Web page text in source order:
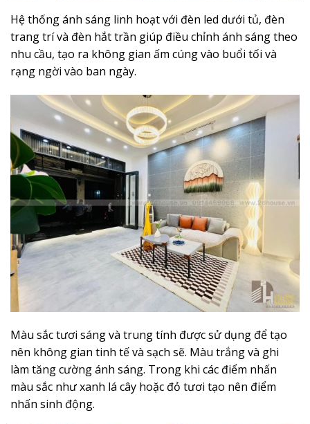
Hệ thống ánh sáng linh hoạt với đèn led dưới tủ, đèn
trang trí và đèn hắt trần giúp điều chỉnh ánh sáng theo
nhu cầu, tạo ra không gian ấm cúng vào buổi tối và
rạng ngời vào ban ngày.
Màu sắc tươi sáng và trung tính được sử dụng để tạo
nên không gian tinh tế và sạch sẽ. Màu trắng và ghi
làm tăng cường ánh sáng. Trong khi các điểm nhấn
màu sắc như xanh lá cây hoặc đỏ tươi tạo nên điểm
nhấn sinh động.